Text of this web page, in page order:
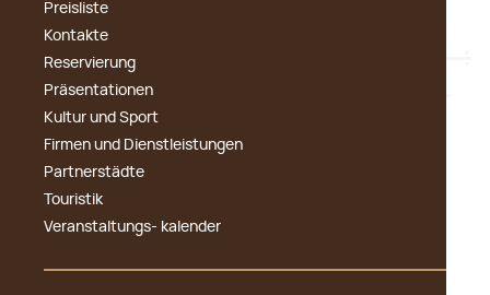
Preisliste
Kontakte
Reservierung
Präsentationen
Kultur und Sport
Firmen und Dienstleistungen
Partnerstädte
Touristik
Veranstaltungs- kalender